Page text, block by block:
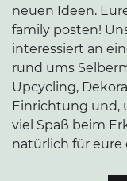
neuen Ideen.
family posten!
interessiert an
rund ums
Upcycling,
Einrichtung und,
viel Spaß beim
natürlich für eure